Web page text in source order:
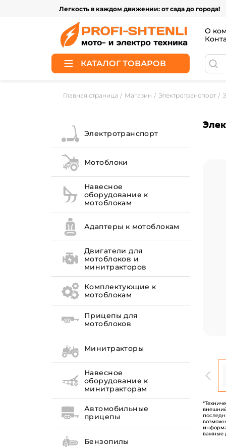
Легкость в каждом движении: от сада до города!
О
КАТАЛОГ ТОВАРОВ
Главная страница Магазин Электротранспорт
Электротранспорт
Мотоблоки
Навесное
оборудование к
мотоблокам
Адаптеры к мотоблокам
Двигатели для
мотоблоков и
минитракторов
Комплектующие к
мотоблокам
Прицепы для
мотоблоков
Минитракторы
Навесное
оборудование к
минитракторам
Автомобильные
прицепы
Бензопилы
важные